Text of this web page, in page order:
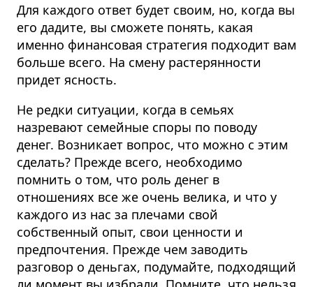
Для каждого ответ будет своим, но, когда вы
его дадите, вы сможете понять, какая
именно финансовая стратегия подходит вам
больше всего. На смену растерянности
придет ясность.
Не редки ситуации, когда в семьях
назревают семейные споры по поводу
денег. Возникает вопрос, что можно с этим
сделать? Прежде всего, необходимо
помнить о том, что роль денег в
отношениях все же очень велика, и что у
каждого из нас за плечами свой
собственный опыт, свои ценности и
предпочтения. Прежде чем заводить
разговор о деньгах, подумайте, подходящий